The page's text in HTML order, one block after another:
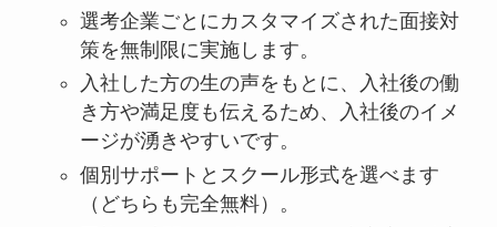
選考企業ごとにカスタマイズされた面接対
策を無制限に実施します。
入社した方の生の声をもとに、入社後の働
き方や満足度も伝えるため、入社後のイメ
ージが湧きやすいです。
個別サポートとスクール形式を選べます
（どちらも完全無料）。